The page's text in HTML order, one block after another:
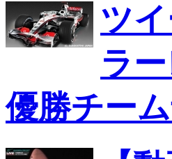
ツ
ラ
優勝チー